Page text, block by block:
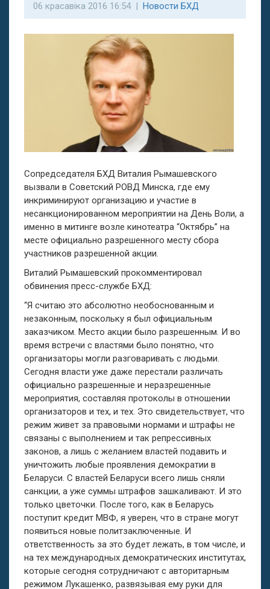
06 красавіка 2016 16:54 | Новости БХД
Сопредседателя БХД Виталия Рымашевского
вызвали в Советский РОВД Минска, где ему
инкриминируют организацию и участие в
несанкционированном мероприятии на День Воли, а
именно в митинге возле кинотеатра “Октябрь” на
месте официально разрешенного месту сбора
участников разрешенной акции.
Виталий Рымашевский прокомментировал
обвинения пресс-службе БХД:
“Я считаю это абсолютно необоснованным и
незаконным, поскольку я был официальным
заказчиком. Место акции было разрешенным. И во
время встречи с властями было понятно, что
организаторы могли разговаривать с людьми.
Сегодня власти уже даже перестали различать
официально разрешенные и неразрешенные
мероприятия, составляя протоколы в отношении
организаторов и тех, и тех. Это свидетельствует, что
режим живет за правовыми нормами и штрафы не
связаны с выполнением и так репрессивных
законов, а лишь с желанием властей подавить и
уничтожить любые проявления демократии в
Беларуси. С властей Беларуси всего лишь сняли
санкции, а уже суммы штрафов зашкаливают. И это
только цветочки. После того, как в Беларусь
поступит кредит МВФ, я уверен, что в стране могут
появиться новые политзаключенные. И
ответственность за это будет лежать, в том числе, и
на тех международных демократических институтах,
которые сегодня сотрудничают с авторитарным
режимом Лукашенко, развязывая ему руки для